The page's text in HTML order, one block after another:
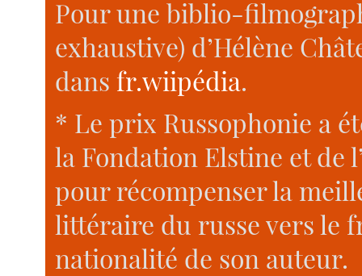
Pour une biblio-
exhaustive) d’Hélène
dans fr.wiipédia.
* Le prix Russophonie a
la Fondation Elstine et de
pour récompenser la
littéraire du russe vers le
nationalité de son auteur.